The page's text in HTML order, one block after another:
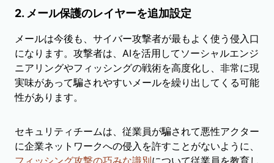
2. メール保護のレイヤーを追加設定
メールは今後も、サイバー攻撃者が最もよく使う侵入口
になります。攻撃者は、AIを活用してソーシャルエンジ
ニアリングやフィッシングの戦術を高度化し、非常に現
実味があって騙されやすいメールを繰り出してくる可能
性があります。
セキュリティチームは、従業員が騙されて悪性アクター
に企業ネットワークへの侵入を許すことがないように、
フィッシング攻撃の巧みな識別について従業員を教育し